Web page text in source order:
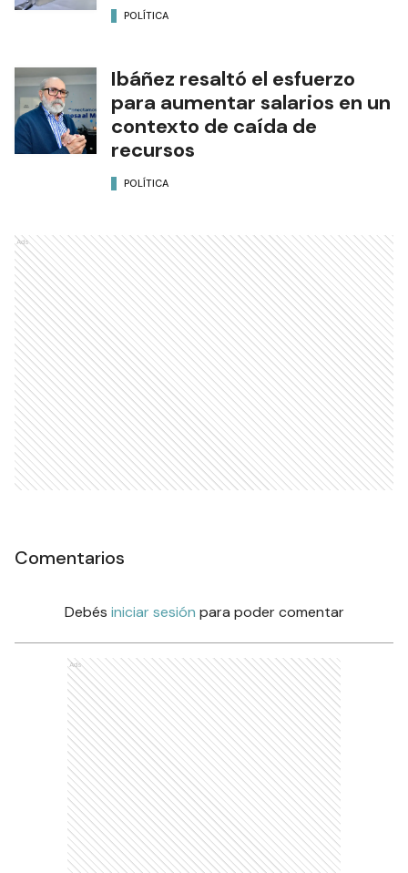
POLÍTICA
Ibáñez resaltó el esfuerzo
para aumentar salarios en un
contexto de caída de
recursos
POLÍTICA
Ads
Comentarios
Debés iniciar sesión para poder comentar
Ads